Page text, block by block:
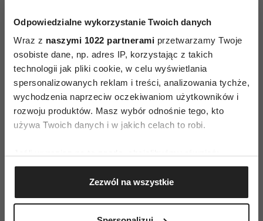
Odpowiedzialne wykorzystanie Twoich danych
Wraz z naszymi 1022 partnerami przetwarzamy Twoje
osobiste dane, np. adres IP, korzystając z takich
technologii jak pliki cookie, w celu wyświetlania
spersonalizowanych reklam i treści, analizowania tychże,
wychodzenia naprzeciw oczekiwaniom użytkowników i
rozwoju produktów. Masz wybór odnośnie tego, kto
używa Twoich danych i w jakich celach to robi.
Gromadzić dane dotyczące Twojej lokalizacji
geograficznej z dokładnością nawet do kilku metrów
Identyfikować Twoje urządzenie, aktywnie
Zezwól na wszystkie
maluszka, Uczta dla dwojga
AUTOPROMOCJA